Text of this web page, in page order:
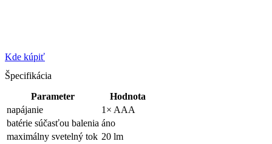
Kde kúpiť
Špecifikácia
Parameter
Hodnota
napájanie
1× AAA
batérie súčasťou balenia áno
maximálny svetelný tok 20 lm